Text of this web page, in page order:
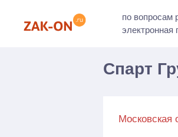
по вопросам
электронная
Спарт
Московская